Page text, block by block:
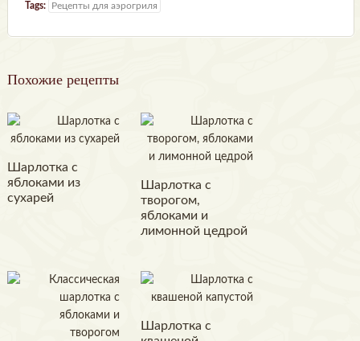
Tags: Рецепты для аэрогриля
Похожие рецепты
Шарлотка с
яблоками из
сухарей
Шарлотка с
творогом,
яблоками и
лимонной цедрой
Шарлотка с